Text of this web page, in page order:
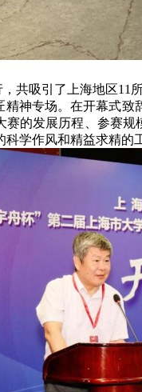
共吸引了上海地区11
神专场。在开幕式致
赛的发展历程、参赛
学作风和精益求精的